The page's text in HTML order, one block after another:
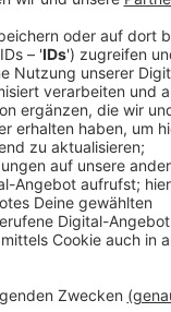
Euro aus, um
wird
Pinterest. Und
in Stuttgart und
Urlaubsland macht.